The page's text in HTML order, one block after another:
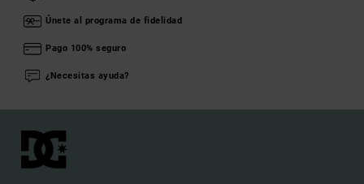
Únete al programa de fidelidad
Pago 100% seguro
¿Necesitas ayuda?